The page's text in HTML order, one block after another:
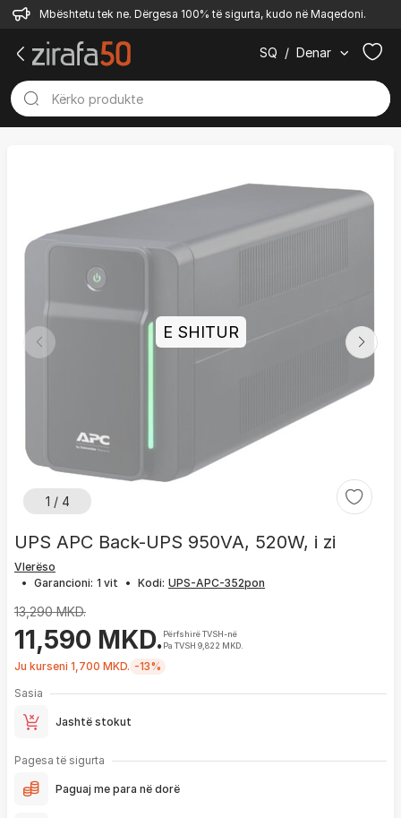
Mbështetu tek ne. Dërgesa 100% të sigurta, kudo në Maqedoni.
SQ / Denar
1 / 4
E SHITUR
UPS APC Back-UPS 950VA, 520W, i zi
Vlerëso
• Garancioni: 1 vit • Kodi:
13,290 MKD.
11,590 MKD.Përfshirë TVSH-në
Pa TVSH 9,822 MKD.
Ju kurseni 1,700 MKD. -13%
Sasia
Jashtë stokut
Pagesa të sigurta
Paguaj me para në dorë